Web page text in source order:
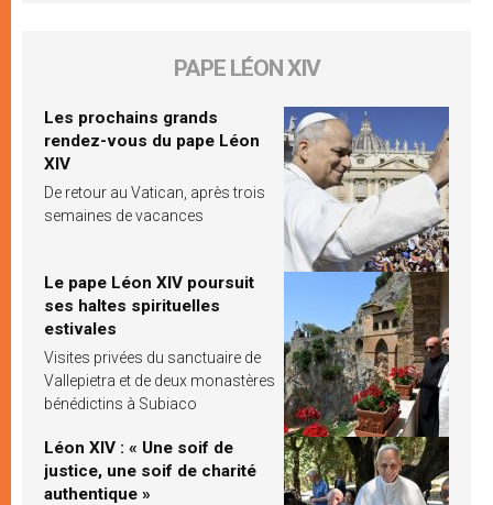
PAPE LÉON XIV
Les prochains grands
rendez-vous du pape Léon
XIV
De retour au Vatican, après trois
semaines de vacances
Le pape Léon XIV poursuit
ses haltes spirituelles
estivales
Visites privées du sanctuaire de
Vallepietra et de deux monastères
bénédictins à Subiaco
Léon XIV : « Une soif de
justice, une soif de charité
authentique »